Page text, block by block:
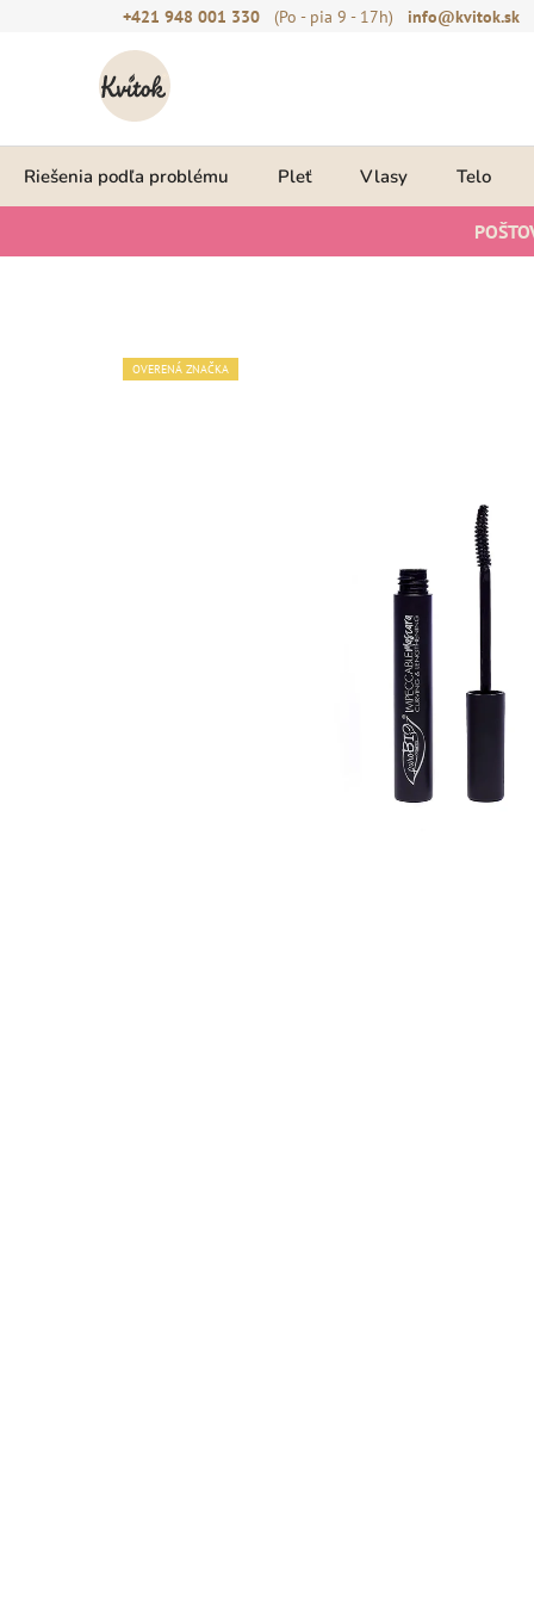
+421 948 001 330 (Po - pia 9 - 17h) info@kvitok.sk
Riešenia podľa problému Pleť Vlasy Telo
OVERENÁ ZNAČKA